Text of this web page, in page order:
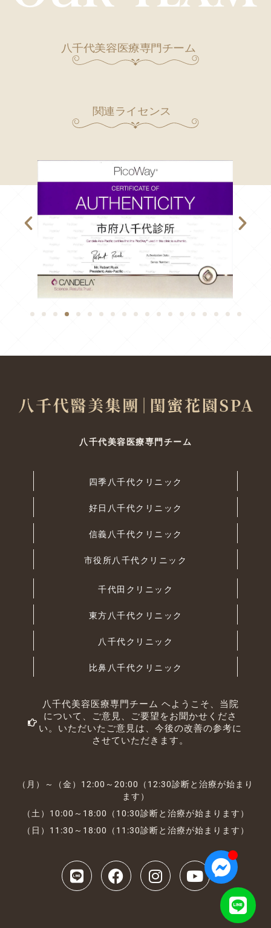
八千代美容医療専門チーム
四季八千代クリニック
好日八千代クリニック
信義八千代クリニック
市役所八千代クリニック
千代田クリニック
東方八千代クリニック
八千代クリニック
比鼻八千代クリニック
八千代美容医療専門チーム ヘようこそ、当院
について、ご意見、ご要望をお聞かせくださ
い。いただいたご意見は、今後の改善の参考に
させていただきます。
（月）～（金）12:00～20:00（12:30診断と治療が始まり
ます）
（土）10:00～18:00（10:30診断と治療が始まります）
（日）11:30～18:00（11:30診断と治療が始まります）